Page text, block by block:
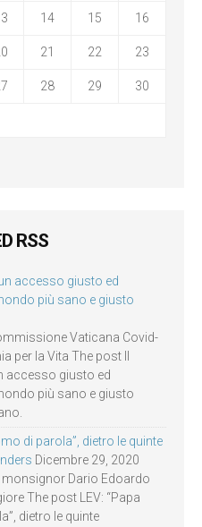
14 15 16
21 22 23
28 29 30
RSS
accesso giusto ed
più sano e giusto
Vaticana Covid-
per la Vita The post Il
accesso giusto ed
più sano e giusto
di parola”, dietro le quinte
Dicembre 29, 2020
Dario Edoardo
The post LEV: “Papa
dietro le quinte